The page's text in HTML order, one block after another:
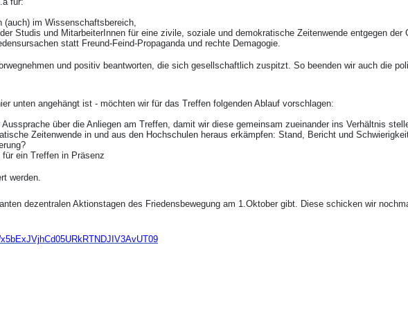
(auch) im Wissenschaftsbereich,
Studis und MitarbeiterInnen für eine zivile, soziale und demokratische Zeitenwende entgegen
statt Freund-Feind-Propaganda und rechte Demagogie.
und positiv beantworten, die sich gesellschaftlich zuspitzt. So beenden wir auch die
unten angehängt ist - möchten wir für das Treffen folgenden Ablauf vorschlagen:
über die Anliegen am Treffen, damit wir diese gemeinsam zueinander ins Verhältnis
Zeitenwende in und aus den Hochschulen heraus erkämpfen: Stand, Bericht und
für ein Treffen in Präsenz
werden.
dezentralen Aktionstagen des Friedensbewegung am 1.Oktober gibt. Diese schicken wir